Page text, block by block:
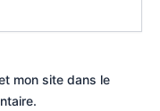
mon site dans le